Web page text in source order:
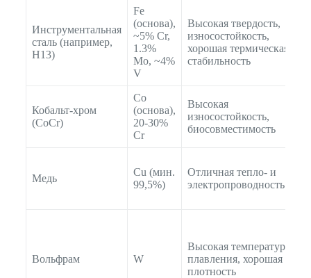
Инструментальная
сталь (например,
H13)
Fe
(основа),
~5% Cr,
1.3%
Mo, ~4%
V
Высокая твердость,
износостойкость,
хорошая термическая
стабильность
Кобальт-хром
(CoCr)
Co
(основа),
20-30%
Cr
Высокая
износостойкость,
биосовместимость
Медь
Cu (мин.
99,5%)
Отличная тепло- и
электропроводность
Вольфрам W
Высокая температура
плавления, хорошая
плотность